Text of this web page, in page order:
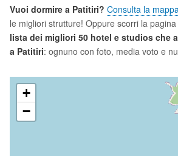
Vuoi dormire a Patitiri? Consulta la
le migliori strutture! Oppure scorri la
lista dei migliori 50 hotel e studios che
a Patitiri: ognuno con foto, media voto e
+
−